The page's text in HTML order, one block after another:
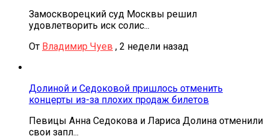
Замоскворецкий суд Москвы решил
удовлетворить иск солис...
От Владимир Чуев , 2 недели назад
Долиной и Седоковой пришлось отменить
концерты из-за плохих продаж билетов
Певицы Анна Седокова и Лариса Долина отменили
свои запл...